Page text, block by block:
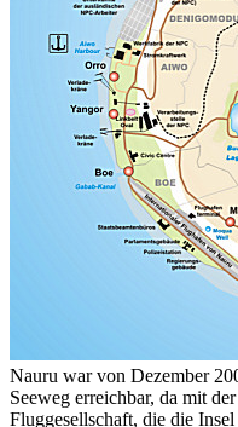
Nauru war von Dezember
Seeweg erreichbar, da mit
Fluggesellschaft, die die